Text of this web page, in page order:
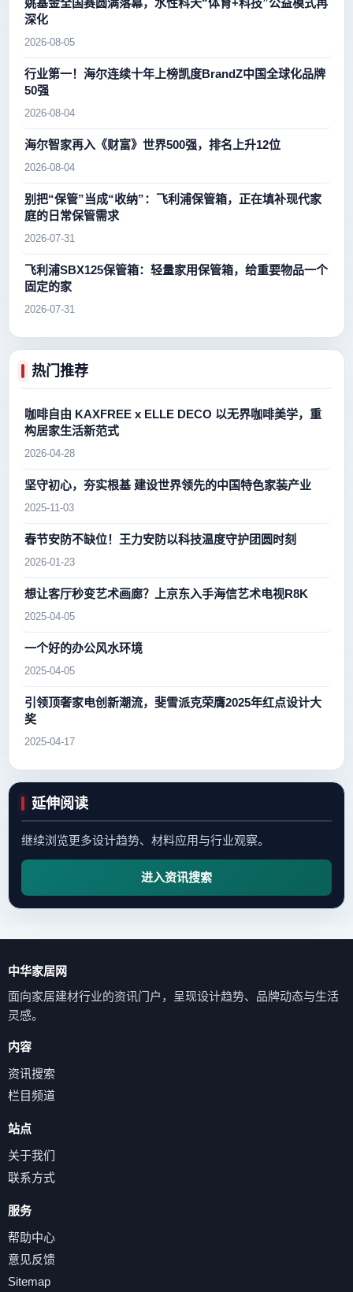
姚基金全国赛圆满落幕，水性科天“体育+科技”公益模式再
深化
2026-08-05
行业第一！海尔连续十年上榜凯度BrandZ中国全球化品牌
50强
2026-08-04
海尔智家再入《财富》世界500强，排名上升12位
2026-08-04
别把“保管”当成“收纳”：飞利浦保管箱，正在填补现代家
庭的日常保管需求
2026-07-31
飞利浦SBX125保管箱：轻量家用保管箱，给重要物品一个
固定的家
2026-07-31
热门推荐
咖啡自由 KAXFREE x ELLE DECO 以无界咖啡美学，重
构居家生活新范式
2026-04-28
坚守初心，夯实根基 建设世界领先的中国特色家装产业
2025-11-03
春节安防不缺位！王力安防以科技温度守护团圆时刻
2026-01-23
想让客厅秒变艺术画廊？上京东入手海信艺术电视R8K
2025-04-05
一个好的办公风水环境
2025-04-05
引领顶奢家电创新潮流，斐雪派克荣膺2025年红点设计大
奖
2025-04-17
延伸阅读
继续浏览更多设计趋势、材料应用与行业观察。
进入资讯搜索
中华家居网
面向家居建材行业的资讯门户，呈现设计趋势、品牌动态与生活
灵感。
内容
资讯搜索
栏目频道
站点
关于我们
联系方式
服务
帮助中心
意见反馈
Sitemap